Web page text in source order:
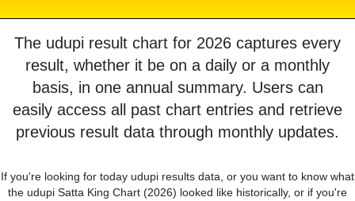
The udupi result chart for 2026 captures every
result, whether it be on a daily or a monthly
basis, in one annual summary. Users can
easily access all past chart entries and retrieve
previous result data through monthly updates.
If you're looking for today udupi results data, or you want to know what
the udupi Satta King Chart (2026) looked like historically, or if you're